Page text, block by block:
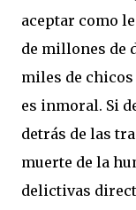
aceptar como
de millones de
miles de
es inmoral. Si
detrás de las
muerte de la
delictivas